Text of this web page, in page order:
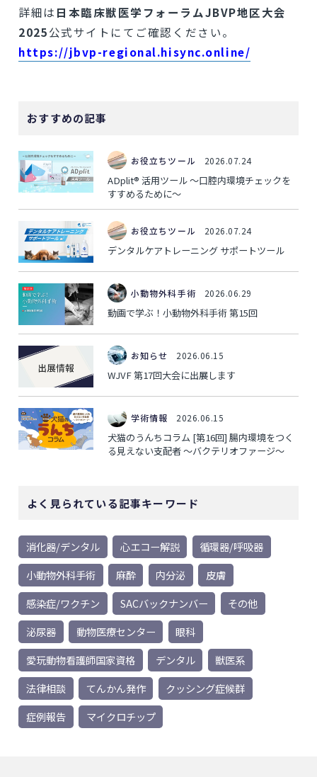
詳細は 日本臨床獣医学フォーラムJBVP地区大会
2025公式サイトにてご確認ください。
https://jbvp-regional.hisync.online/
おすすめの記事
お役立ちツール 2026.07.24
ADplit® 活用ツール ～口腔内環境チェックを
すすめるために～
お役立ちツール 2026.07.24
デンタルケアトレーニング サポートツール
小動物外科手術 2026.06.29
動画で学ぶ！小動物外科手術 第15回
お知らせ 2026.06.15
WJVF 第17回大会に出展します
学術情報 2026.06.15
犬猫のうんちコラム [第16回] 腸内環境をつく
る見えない支配者 ～バクテリオファージ～
よく見られている記事キーワード
消化器/デンタル 心エコー解説
循環器/呼吸器
小動物外科手術
麻酔 内分泌
皮膚
感染症/ワクチン
SACバックナンバー
その他
泌尿器
動物医療センター
眼科
愛玩動物看護師国家資格
デンタル
獣医系
法律相談
てんかん発作
クッシング症候群
症例報告
マイクロチップ